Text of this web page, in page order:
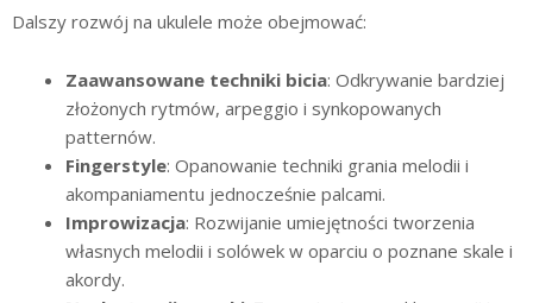
Dalszy rozwój na ukulele może obejmować:
Zaawansowane techniki bicia: Odkrywanie bardziej
złożonych rytmów, arpeggio i synkopowanych
patternów.
Fingerstyle: Opanowanie techniki grania melodii i
akompaniamentu jednocześnie palcami.
Improwizacja: Rozwijanie umiejętności tworzenia
własnych melodii i solówek w oparciu o poznane skale i
akordy.